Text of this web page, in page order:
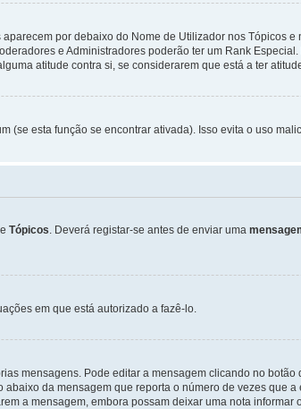
por debaixo do Nome de Utilizador nos Tópicos
e Administradores poderão ter um Rank
atitude contra si, se considerarem que está a ter
(se esta função se encontrar ativada). Isso evita o uso
e Tópicos. Deverá registar-se antes de enviar uma
em que está autorizado a fazê-lo.
mensagens. Pode editar a mensagem clicando no
da mensagem que reporta o número de vezes que
a mensagem, embora possam deixar uma nota